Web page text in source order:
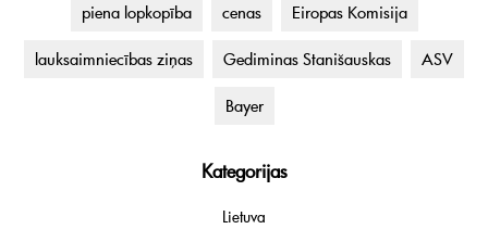
piena lopkopība cenas Eiropas Komisija
lauksaimniecības ziņas Gediminas Stanišauskas ASV
Bayer
Kategorijas
Lietuva